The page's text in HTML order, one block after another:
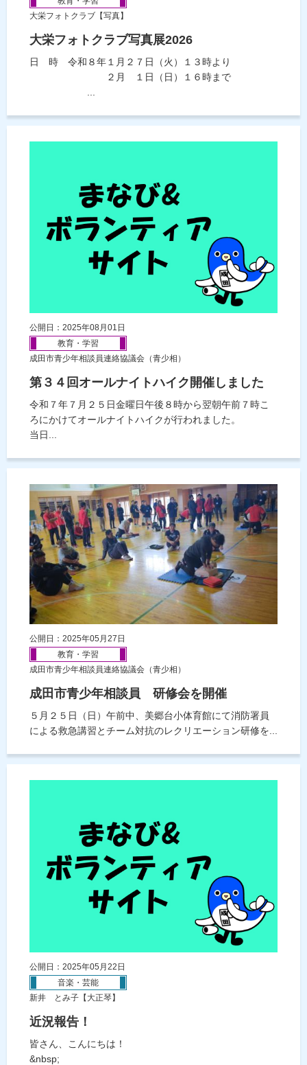
大栄フォトクラブ【写真】
大栄フォトクラブ写真展2026
日 時 令和８年１月２７日（火）１３時より
２月 １日（日）１６時まで
公開日：2025年08月01日
教育・学習
成田市青少年相談員連絡協議会（青少相）
第３４回オールナイトハイク開催しました
令和７年７月２５日金曜日午後８時から翌朝午前７時こ
ろにかけてオールナイトハイクが行われました。
当日...
公開日：2025年05月27日
教育・学習
成田市青少年相談員連絡協議会（青少相）
成田市青少年相談員 研修会を開催
５月２５日（日）午前中、美郷台小体育館にて消防署員
による救急講習とチーム対抗のレクリエーション研修を...
公開日：2025年05月22日
音楽・芸能
新井 とみ子【大正琴】
近況報告！
皆さん、こんにちは！
&nbsp;